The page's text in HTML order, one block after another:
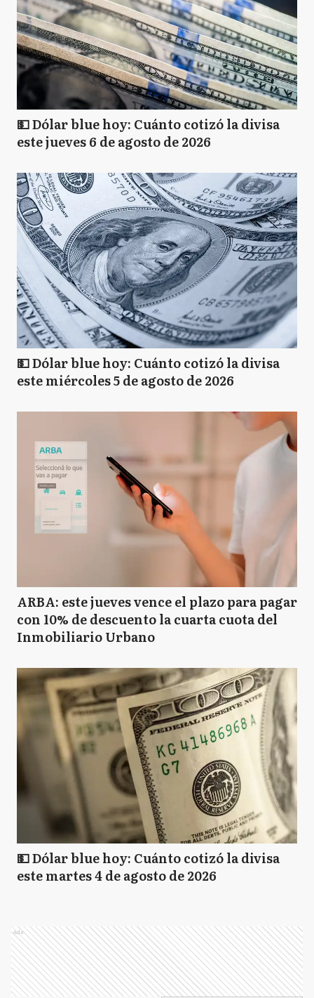
💵 Dólar blue hoy: Cuánto cotizó la divisa
este jueves 6 de agosto de 2026
💵 Dólar blue hoy: Cuánto cotizó la divisa
este miércoles 5 de agosto de 2026
ARBA: este jueves vence el plazo para pagar
con 10% de descuento la cuarta cuota del
Inmobiliario Urbano
💵 Dólar blue hoy: Cuánto cotizó la divisa
este martes 4 de agosto de 2026
Ads